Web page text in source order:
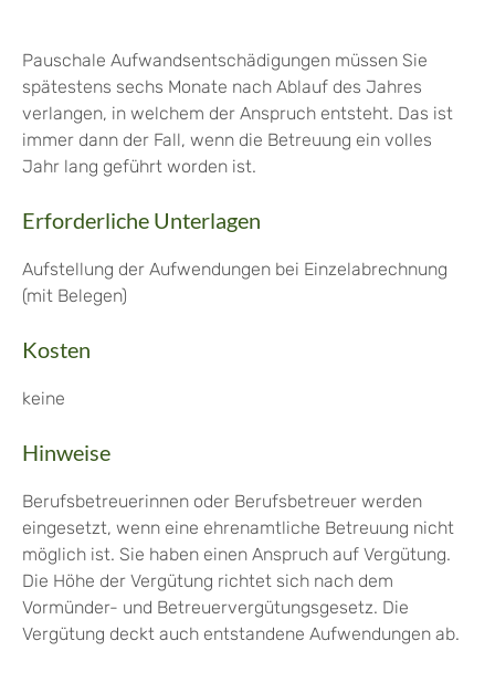
Pauschale Aufwandsentschädigungen müssen Sie
spätestens sechs Monate nach Ablauf des Jahres
verlangen, in welchem der Anspruch entsteht. Das ist
immer dann der Fall, wenn die Betreuung ein volles
Jahr lang geführt worden ist.
Erforderliche Unterlagen
Aufstellung der Aufwendungen bei Einzelabrechnung
(mit Belegen)
Kosten
keine
Hinweise
Berufsbetreuerinnen oder Berufsbetreuer werden
eingesetzt, wenn eine ehrenamtliche Betreuung nicht
möglich ist. Sie haben einen Anspruch auf Vergütung.
Die Höhe der Vergütung richtet sich nach dem
Vormünder- und Betreuervergütungsgesetz. Die
Vergütung deckt auch entstandene Aufwendungen ab.